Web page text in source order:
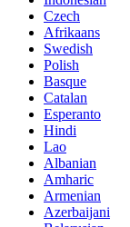
Czech
Afrikaans
Swedish
Polish
Basque
Catalan
Esperanto
Hindi
Lao
Albanian
Amharic
Armenian
Azerbaijani